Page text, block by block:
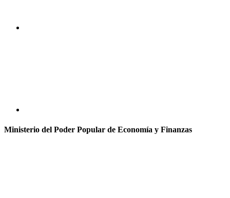
Ministerio del Poder Popular de Economía y Finanzas